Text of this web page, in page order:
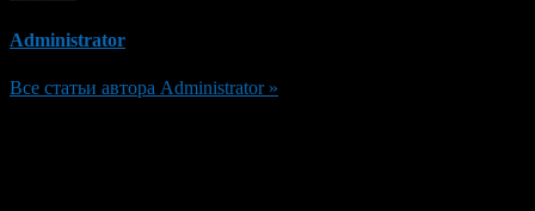
Administrator
Все статьи автора Administrator »